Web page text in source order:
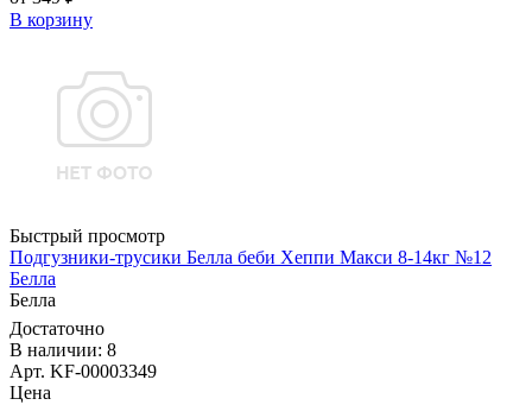
В корзину
Быстрый просмотр
Подгузники-трусики Белла беби Хеппи Макси 8-14кг №12
Белла
Белла
Достаточно
В наличии: 8
Арт. KF-00003349
Цена